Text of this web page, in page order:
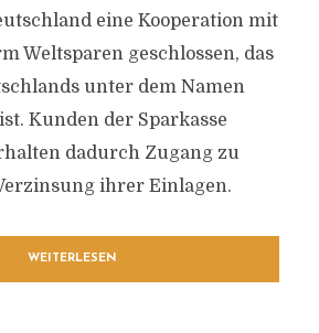
eine Kooperation mit
Weltsparen geschlossen, das
unter dem Namen
Kunden der Sparkasse
dadurch Zugang zu
ihrer Einlagen.
WEITERLESEN